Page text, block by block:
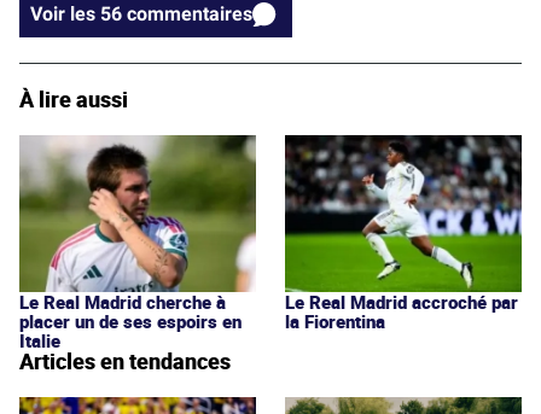
Voir les 56 commentaires
À lire aussi
Le Real Madrid cherche à
placer un de ses espoirs en
Italie
Le Real Madrid accroché par
la Fiorentina
Articles en tendances